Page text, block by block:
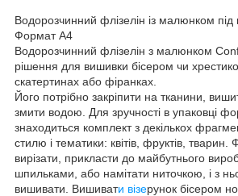
Водорозчинний флізелін із малюнком під
Формат А4
Водорозчинний флізелін з малюнком
рішення для вишивки бісером чи
скатертинах або фіранках.
Його потрібно закріпити на тканини,
змити водою. Для зручності в упаковці
знаходиться комплект з декількох
стилю і тематики: квітів, фруктів,
вирізати, прикласти до майбутнього
шпильками, або намітати ниточкою, і з
вишивати. Вишивати візерунок бісером